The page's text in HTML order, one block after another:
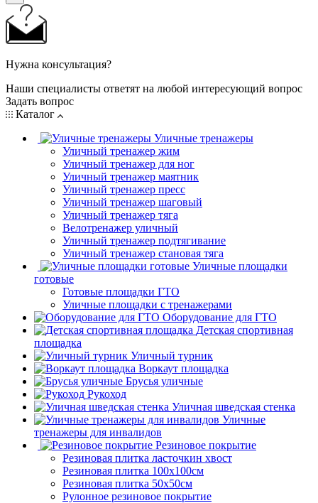
Нужна консультация?
Наши специалисты ответят на любой интересующий вопрос
Задать вопрос
Каталог
Уличные тренажеры
Уличный тренажер жим
Уличный тренажер для ног
Уличный тренажер маятник
Уличный тренажер пресс
Уличный тренажер шаговый
Уличный тренажер тяга
Велотренажер уличный
Уличный тренажер подтягивание
Уличный тренажер становая тяга
Уличные площадки
готовые
Готовые площадки ГТО
Уличные площадки с тренажерами
Оборудование для ГТО
Детская спортивная
площадка
Уличный турник
Воркаут площадка
Брусья уличные
Рукоход
Уличная шведская стенка
Уличные
тренажеры для инвалидов
Резиновое покрытие
Резиновая плитка ласточкин хвост
Резиновая плитка 100х100см
Резиновая плитка 50х50см
Рулонное резиновое покрытие